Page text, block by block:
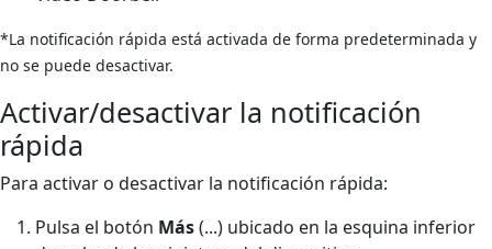
*La notificación rápida está activada de forma predeterminada y
no se puede desactivar.
Activar/desactivar la notificación
rápida
Para activar o desactivar la notificación rápida:
Pulsa el botón Más(...) ubicado en la esquina inferior